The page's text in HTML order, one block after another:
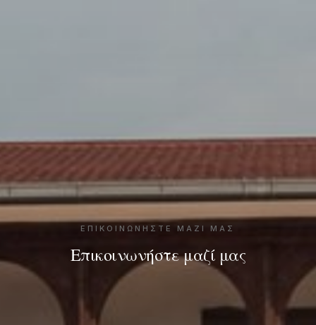
ΕΠΙΚΟΙΝΩΝΉΣΤΕ ΜΑΖΊ ΜΑΣ
Επικοινωνήστε μαζί μας